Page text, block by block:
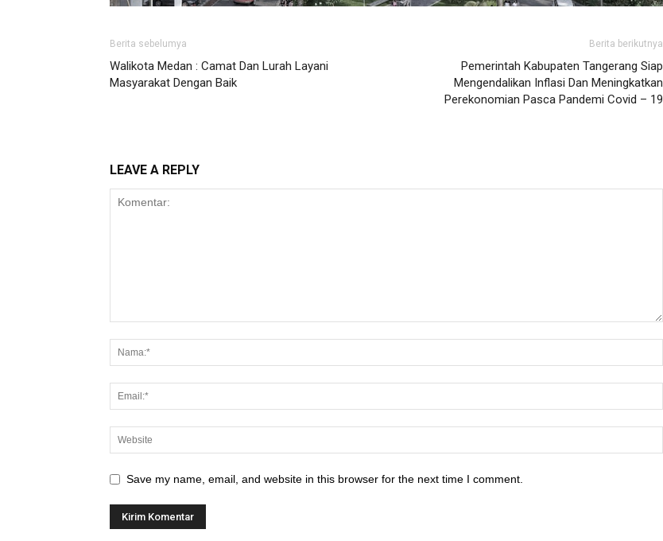
Berita sebelumya
Walikota Medan : Camat Dan Lurah Layani
Masyarakat Dengan Baik
Berita berikutnya
Pemerintah Kabupaten Tangerang Siap
Mengendalikan Inflasi Dan Meningkatkan
Perekonomian Pasca Pandemi Covid – 19
LEAVE A REPLY
Save my name, email, and website in this browser for the next time I comment.